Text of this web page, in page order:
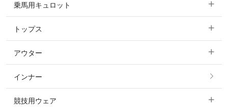
乗馬用キュロット
すべてのキュロット
フルグリップ・尻革 キュロット
ニーグリップ・膝革 キュロット
トップス
すべてのトップス
ポロシャツ
カットソー・Tシャツ・タンクトップ
アウター
すべてのアウター
コート
インナー
競技用ウェア